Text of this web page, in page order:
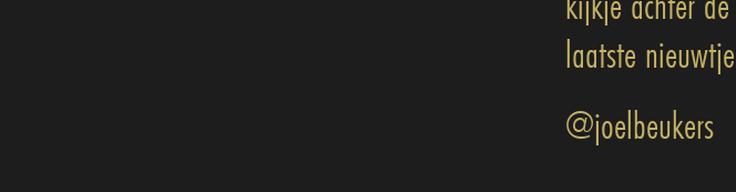
laatste
@joelbeukers